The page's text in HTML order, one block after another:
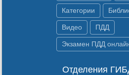
Категории
Видео ПДД
Экзамен ПДД
Отделения